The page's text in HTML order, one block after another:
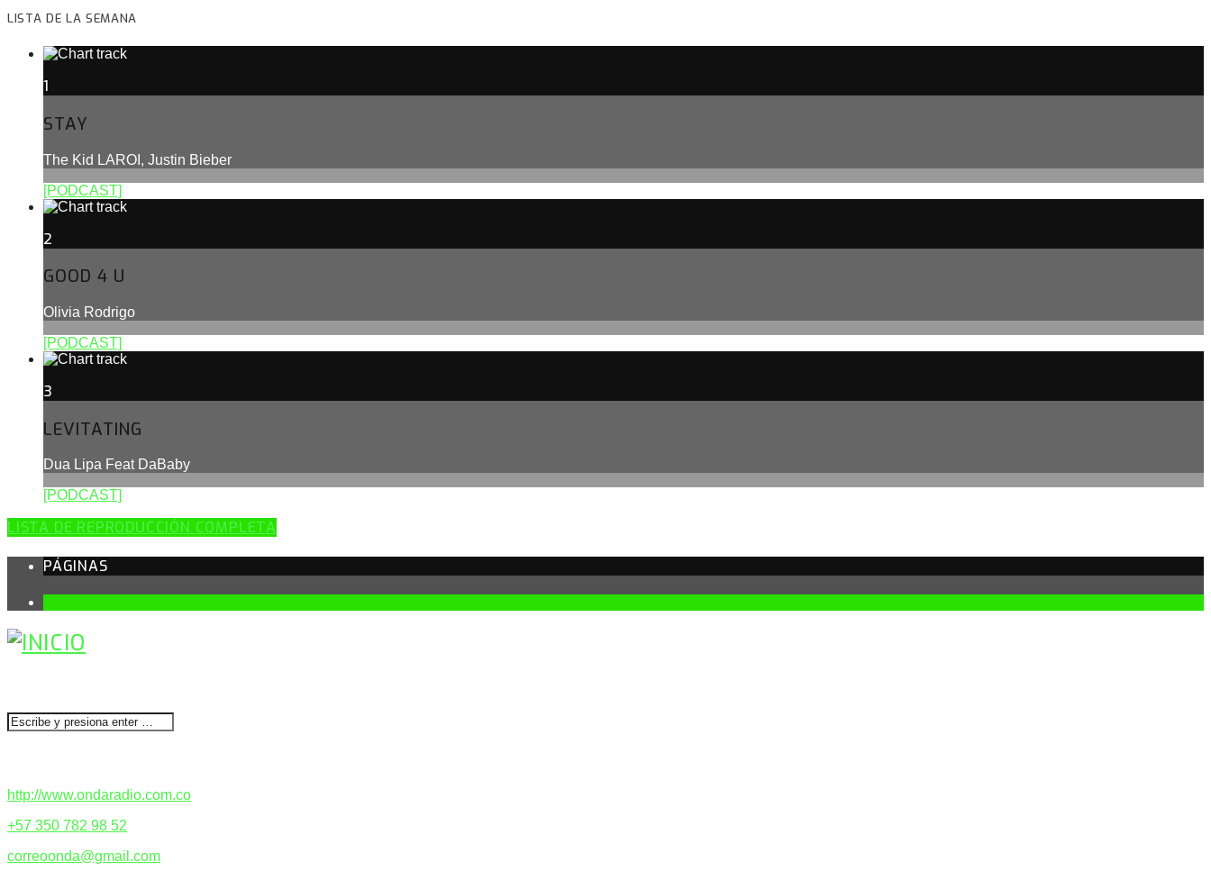
LISTA DE LA SEMANA
1
STAY
The Kid LAROI, Justin Bieber
[PODCAST]
2
GOOD 4 U
Olivia Rodrigo
[PODCAST]
3
LEVITATING
Dua Lipa Feat DaBaby
[PODCAST]
LISTA DE REPRODUCCIÓN COMPLETA
PÁGINAS
http://www.ondaradio.com.co
+57 350 782 98 52
correoonda@gmail.com